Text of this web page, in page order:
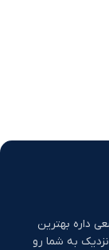
داره بهترین
به شما رو